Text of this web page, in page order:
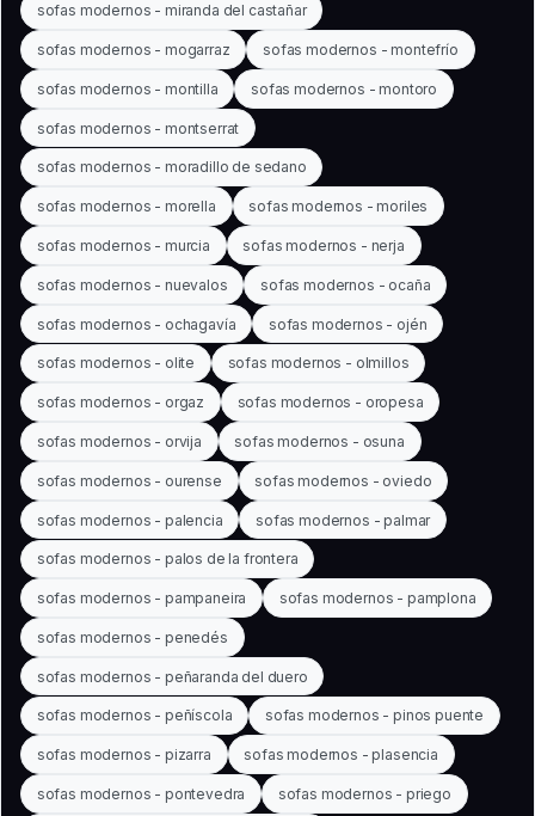
sofas modernos - miranda del castañar
sofas modernos - mogarraz sofas modernos - montefrío
sofas modernos - montilla sofas modernos - montoro
sofas modernos - montserrat
sofas modernos - moradillo de sedano
sofas modernos - morella sofas modernos - moriles
sofas modernos - murcia sofas modernos - nerja
sofas modernos - nuevalos sofas modernos - ocaña
sofas modernos - ochagavía sofas modernos - ojén
sofas modernos - olite sofas modernos - olmillos
sofas modernos - orgaz sofas modernos - oropesa
sofas modernos - orvija sofas modernos - osuna
sofas modernos - ourense sofas modernos - oviedo
sofas modernos - palencia sofas modernos - palmar
sofas modernos - palos de la frontera
sofas modernos - pampaneira sofas modernos - pamplona
sofas modernos - penedés
sofas modernos - peñaranda del duero
sofas modernos - peñíscola sofas modernos - pinos puente
sofas modernos - pizarra sofas modernos - plasencia
sofas modernos - pontevedra sofas modernos - priego